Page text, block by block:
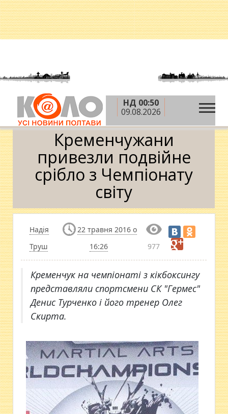
НД 00:50
09.08.2026
Головна » Новини » Спорт »Кременчужани
привезли подвійне срібло з Чемпіонату світу
Кременчужани
привезли подвійне
срібло з Чемпіонату
світу
Надія
Труш
22 травня 2016 о
16:26
977
Кременчук на чемпіонаті з кікбоксингу
представляли спортсмени СК "Гермес"
Денис Турченко і його тренер Олег
Скирта.